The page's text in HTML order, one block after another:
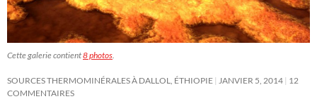
Cette galerie contient8 photos
SOURCES THERMOMINÉRALES À DALLOL, ÉTHIOPIE JANVIER 5, 2014 12
COMMENTAIRES